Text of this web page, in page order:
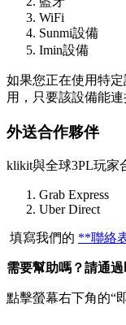
WiFi
Sunmi設備
Imin設備
如果您正在使用特
用，只要該設備能
外送合作夥伴
klikit與全球3PL玩家
Grab Express
Uber Direct
​ 填寫我們的 **聯絡
需要幫助嗎？請通過
點擊螢幕右下角的“